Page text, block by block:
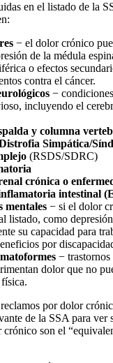
en el listado de la
− el dolor crónico
de la médula
o efectos
contra el cáncer.
−
incluyendo el
y columna
Simpática/
(RSDS/SDRC)
crónica o
intestinal
mentales − si el dolor
listado, como
su capacidad para
por
− trastornos
dolor que no
por dolor
de la SSA para ver
son el